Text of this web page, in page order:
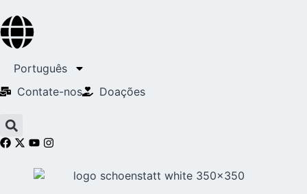
Português
Contate-nos
Doações